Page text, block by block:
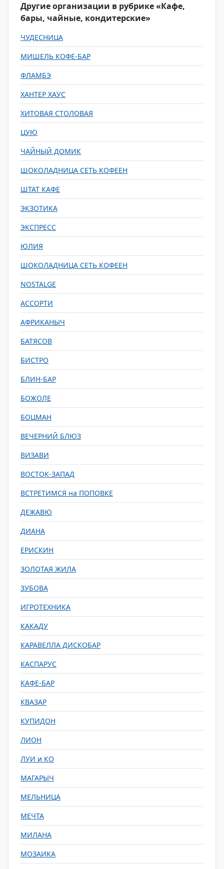
Другие организации в рубрике «Кафе,
бары, чайные, кондитерские»
ЧУДЕСНИЦА
МИШЕЛЬ КОФЕ-БАР
ФЛАМБЭ
ХАНТЕР ХАУС
ХИТОВАЯ СТОЛОВАЯ
ЦУЮ
ЧАЙНЫЙ ДОМИК
ШОКОЛАДНИЦА СЕТЬ КОФЕЕН
ШТАТ КАФЕ
ЭКЗОТИКА
ЭКСПРЕСС
ЮЛИЯ
ШОКОЛАДНИЦА СЕТЬ КОФЕЕН
NOSTALGE
АССОРТИ
АФРИКАНЫЧ
БАТЯСОВ
БИСТРО
БЛИН-БАР
БОЖОЛЕ
БОЦМАН
ВЕЧЕРНИЙ БЛЮЗ
ВИЗАВИ
ВОСТОК-ЗАПАД
ВСТРЕТИМСЯ на ПОПОВКЕ
ДЕЖАВЮ
ДИАНА
ЕРИСКИН
ЗОЛОТАЯ ЖИЛА
ЗУБОВА
ИГРОТЕХНИКА
КАКАДУ
КАРАВЕЛЛА ДИСКОБАР
КАСПАРУС
КАФЕ-БАР
КВАЗАР
КУПИДОН
ЛИОН
ЛУИ и КО
МАГАРЫЧ
МЕЛЬНИЦА
МЕЧТА
МИЛАНА
МОЗАИКА